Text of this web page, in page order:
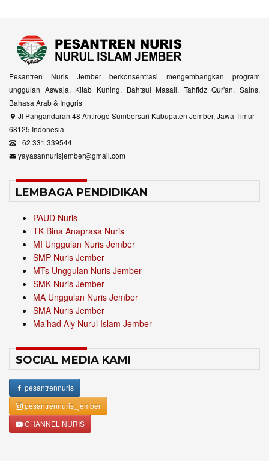
Pesantren Nuris Jember berkonsentrasi mengembangkan program
unggulan Aswaja, Kitab Kuning, Bahtsul Masail, Tahfidz Qur'an, Sains,
Bahasa Arab & Inggris
Jl Pangandaran 48 Antirogo Sumbersari Kabupaten Jember, Jawa Timur
68125 Indonesia
+62 331 339544
yayasannurisjember@gmail.com
LEMBAGA PENDIDIKAN
PAUD Nuris
TK Bina Anaprasa Nuris
MI Unggulan Nuris Jember
SMP Nuris Jember
MTs Unggulan Nuris Jember
SMK Nuris Jember
MA Unggulan Nuris Jember
SMA Nuris Jember
Ma’had Aly Nurul Islam Jember
SOCIAL MEDIA KAMI
pesantrennuris
pesantrennuris_jember
CHANNEL NURIS